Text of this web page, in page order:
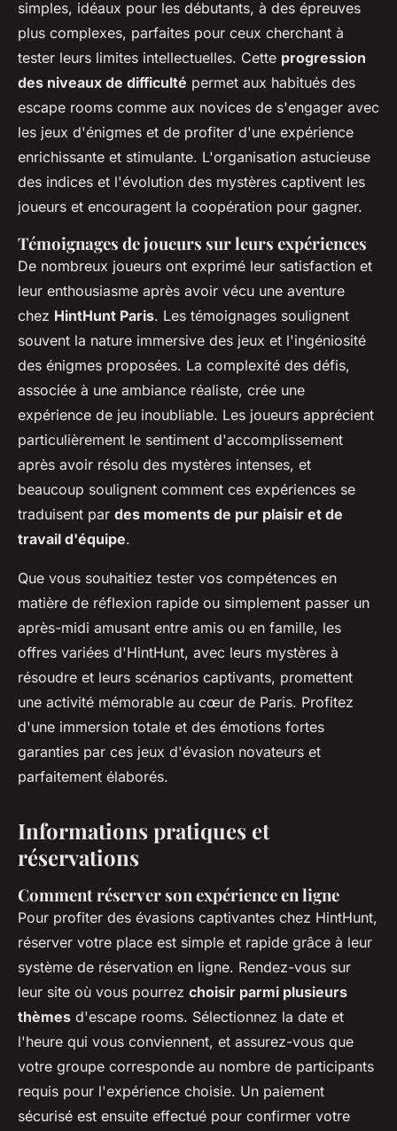
simples, idéaux pour les débutants, à des épreuves
plus complexes, parfaites pour ceux cherchant à
tester leurs limites intellectuelles. Cette progression
des niveaux de difficulté permet aux habitués des
escape rooms comme aux novices de s'engager avec
les jeux d'énigmes et de profiter d'une expérience
enrichissante et stimulante. L'organisation astucieuse
des indices et l'évolution des mystères captivent les
joueurs et encouragent la coopération pour gagner.
Témoignages de joueurs sur leurs expériences
De nombreux joueurs ont exprimé leur satisfaction et
leur enthousiasme après avoir vécu une aventure
chez HintHunt Paris. Les témoignages soulignent
souvent la nature immersive des jeux et l'ingéniosité
des énigmes proposées. La complexité des défis,
associée à une ambiance réaliste, crée une
expérience de jeu inoubliable. Les joueurs apprécient
particulièrement le sentiment d'accomplissement
après avoir résolu des mystères intenses, et
beaucoup soulignent comment ces expériences se
traduisent par des moments de pur plaisir et de
travail d'équipe.
Que vous souhaitiez tester vos compétences en
matière de réflexion rapide ou simplement passer un
après-midi amusant entre amis ou en famille, les
offres variées d'HintHunt, avec leurs mystères à
résoudre et leurs scénarios captivants, promettent
une activité mémorable au cœur de Paris. Profitez
d'une immersion totale et des émotions fortes
garanties par ces jeux d'évasion novateurs et
parfaitement élaborés.
Informations pratiques et
réservations
Comment réserver son expérience en ligne
Pour profiter des évasions captivantes chez HintHunt,
réserver votre place est simple et rapide grâce à leur
système de réservation en ligne. Rendez-vous sur
leur site où vous pourrez choisir parmi plusieurs
thèmes d'escape rooms. Sélectionnez la date et
l'heure qui vous conviennent, et assurez-vous que
votre groupe corresponde au nombre de participants
requis pour l'expérience choisie. Un paiement
sécurisé est ensuite effectué pour confirmer votre